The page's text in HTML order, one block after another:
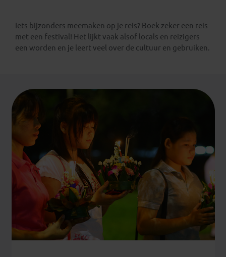
Iets bijzonders meemaken op je reis? Boek zeker een reis
met een festival! Het lijkt vaak alsof locals en reizigers
een worden en je leert veel over de cultuur en gebruiken.